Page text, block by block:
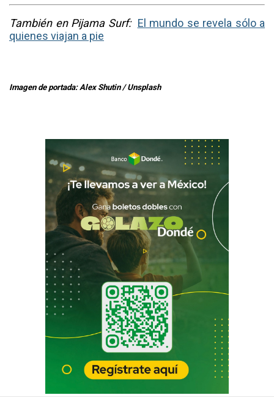
También en Pijama Surf: El mundo se revela sólo a
quienes viajan a pie
Imagen de portada: Alex Shutin / Unsplash